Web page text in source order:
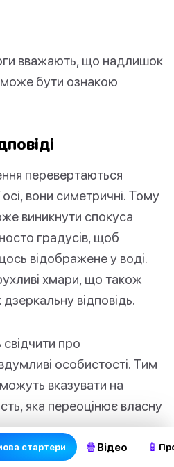
вважають, що надлишок
може бути ознакою
перевертаються
вони симетричні. Тому
виникнути спокуса
градусів, щоб
відображене у воді.
хмари, що також
відповідь.
свідчити про
особистості. Тим
вказувати на
яка переоцінює власну
стартери 🍿 Відео 📱